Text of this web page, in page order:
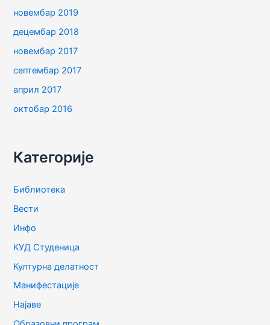
новембар 2019
децембар 2018
новембар 2017
септембар 2017
април 2017
октобар 2016
Категорије
Библиотека
Вести
Инфо
КУД Студеница
Културна делатност
Манифестације
Најаве